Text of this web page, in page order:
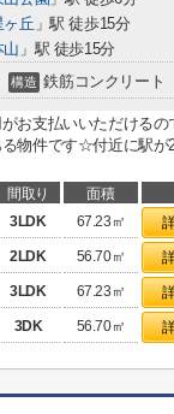
ヶ丘 」駅 徒歩15分
山 」駅 徒歩15分
構造 鉄筋コンクリート
お支払いいただける
物件です☆付近に駅が
間取り 面積
3LDK 67.23㎡
2LDK 56.70㎡
3LDK 67.23㎡
3DK 56.70㎡